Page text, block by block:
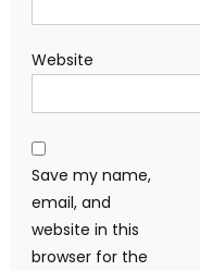
Website
Save my name,
email, and
website in this
browser for the